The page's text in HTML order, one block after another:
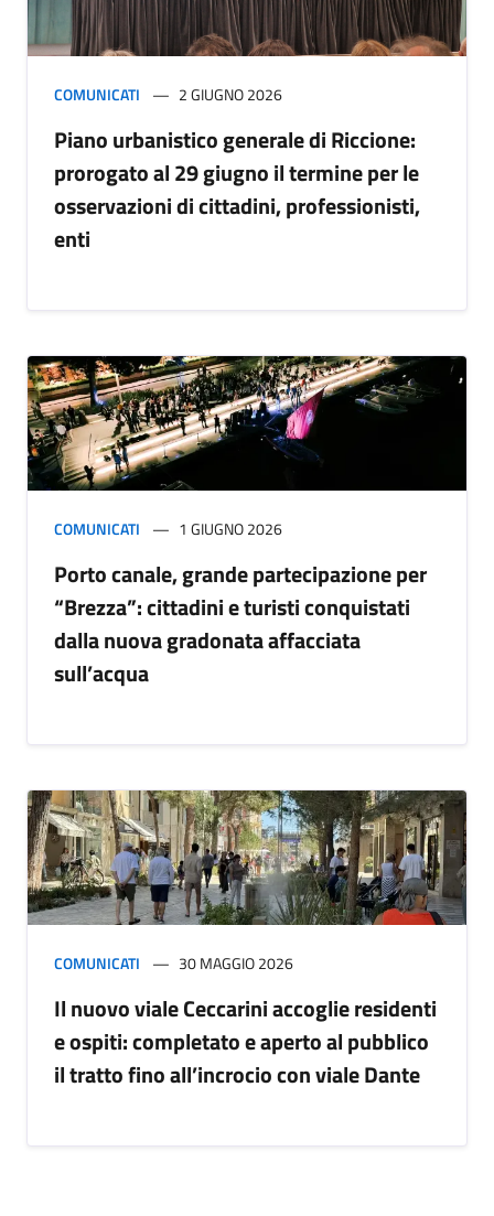
COMUNICATI 2 GIUGNO 2026
Piano urbanistico generale di Riccione:
prorogato al 29 giugno il termine per le
osservazioni di cittadini, professionisti,
enti
COMUNICATI 1 GIUGNO 2026
Porto canale, grande partecipazione per
“Brezza”: cittadini e turisti conquistati
dalla nuova gradonata affacciata
sull’acqua
COMUNICATI 30 MAGGIO 2026
Il nuovo viale Ceccarini accoglie residenti
e ospiti: completato e aperto al pubblico
il tratto fino all’incrocio con viale Dante